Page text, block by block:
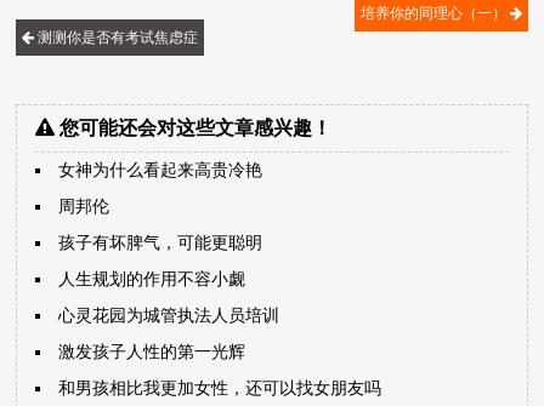
测测你是否有考试焦虑症
培养你的同理心（一）
您可能还会对这些文章感兴趣！
女神为什么看起来高贵冷艳
周邦伦
孩子有坏脾气，可能更聪明
人生规划的作用不容小觑
心灵花园为城管执法人员培训
激发孩子人性的第一光辉
和男孩相比我更加女性，还可以找女朋友吗